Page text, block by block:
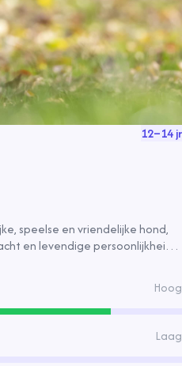
12–14jr
speelse en vriendelijke hond,
en levendige persoonlijkheid.
Hoog
Laag